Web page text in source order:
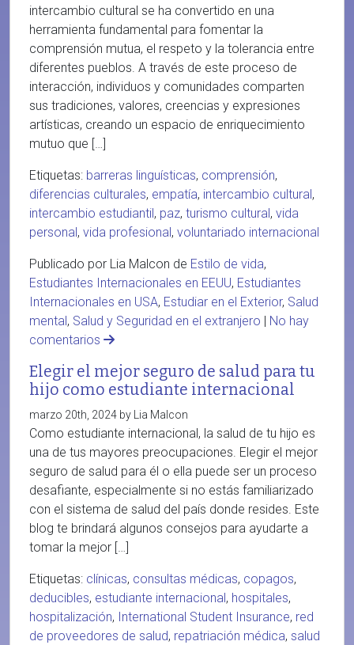
intercambio cultural se ha convertido en una
herramienta fundamental para fomentar la
comprensión mutua, el respeto y la tolerancia entre
diferentes pueblos. A través de este proceso de
interacción, individuos y comunidades comparten
sus tradiciones, valores, creencias y expresiones
artísticas, creando un espacio de enriquecimiento
mutuo que […]
Etiquetas: barreras linguísticas, comprensión,
diferencias culturales, empatía, intercambio cultural,
intercambio estudiantil, paz, turismo cultural, vida
personal, vida profesional, voluntariado internacional
Publicado por Lia Malcon de Estilo de vida,
Estudiantes Internacionales en EEUU, Estudiantes
Internacionales en USA, Estudiar en el Exterior, Salud
mental, Salud y Seguridad en el extranjero | No hay
comentarios
Elegir el mejor seguro de salud para tu
hijo como estudiante internacional
marzo 20th, 2024 by Lia Malcon
Como estudiante internacional, la salud de tu hijo es
una de tus mayores preocupaciones. Elegir el mejor
seguro de salud para él o ella puede ser un proceso
desafiante, especialmente si no estás familiarizado
con el sistema de salud del país donde resides. Este
blog te brindará algunos consejos para ayudarte a
tomar la mejor […]
Etiquetas: clínicas, consultas médicas, copagos,
deducibles, estudiante internacional, hospitales,
hospitalización, International Student Insurance, red
de proveedores de salud, repatriación médica, salud